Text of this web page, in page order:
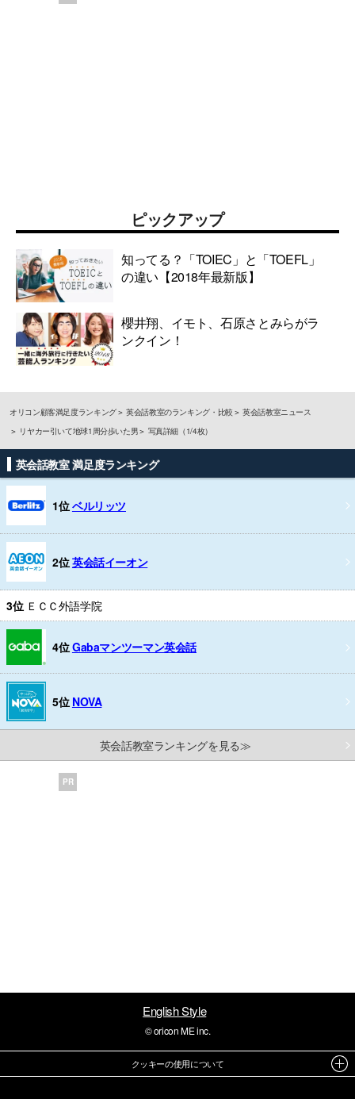
ピックアップ
知ってる？「TOIEC」と「TOEFL」
の違い【2018年最新版】
櫻井翔、イモト、石原さとみらがラ
ンクイン！
オリコン顧客満足度ランキング 英会話教室のランキング・比較
英会話教室ニュース
リヤカー引いて地球1周分歩いた男
写真詳細（1/4枚）
英会話教室 満足度ランキング
1位ベルリッツ
2位英会話イーオン
3位 ＥＣＣ外語学院
4位Gabaマンツーマン英会話
5位 NOVA
英会話教室ランキングを見る≫
PR
English Style
© oricon ME inc.
クッキーの使用について